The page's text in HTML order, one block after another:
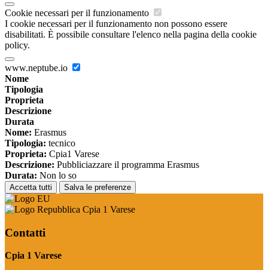
Cookie necessari per il funzionamento
I cookie necessari per il funzionamento non possono essere
disabilitati. È possibile consultare l'elenco nella pagina della cookie
policy.
www.neptube.io
Nome
Tipologia
Proprieta
Descrizione
Durata
Nome: Erasmus
Tipologia: tecnico
Proprieta: Cpia1 Varese
Descrizione: Pubbliciazzare il programma Erasmus
Durata: Non lo so
Accetta tutti Salva le preferenze
Cpia 1 Varese
Contatti
Cpia 1 Varese